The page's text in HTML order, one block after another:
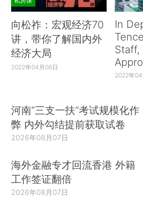
向松祚：宏观经济70
讲，带你了解国内外
经济大局
2022年04月06日
In
Staff,
2022年04
河南“三支一扶”考试规模化作
弊 内外勾结提前获取试卷
2026年08月07日
海外金融专才回流香港 外籍
工作签证翻倍
2026年08月07日